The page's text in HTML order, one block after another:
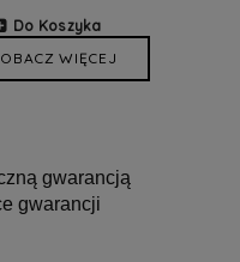
Do Koszyka
WIĘCEJ
gwarancją
gwarancji